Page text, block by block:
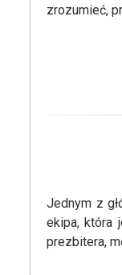
zrozumieć,
Jednym z
ekipa, która
prezbitera,